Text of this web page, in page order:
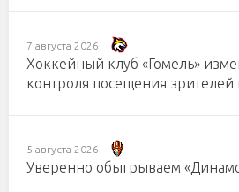
7 августа 2026
Хоккейный клуб «Гомель»
контроля посещения
5 августа 2026
Уверенно обыгрываем